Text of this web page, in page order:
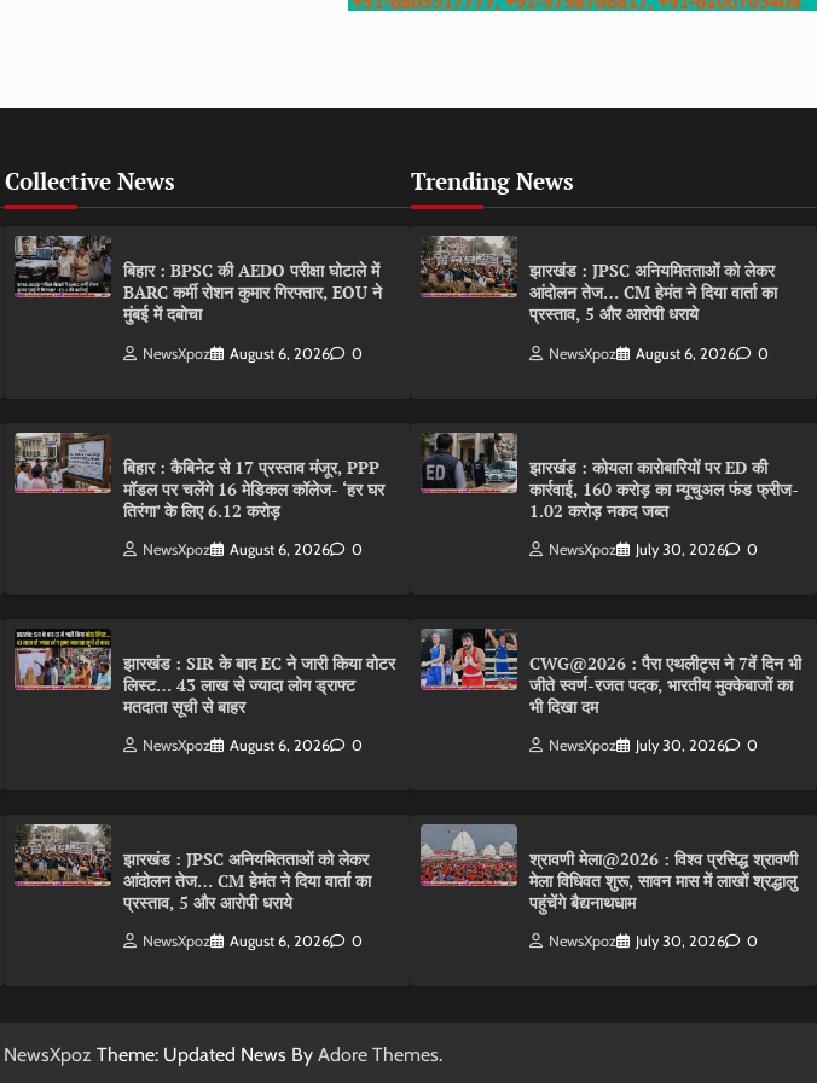
Collective News
बिहार : BPSC की AEDO परीक्षा घोटाले में
BARC कर्मी रोशन कुमार गिरफ्तार, EOU ने
मुंबई में दबोचा
NewsXpoz August 6, 2026 0
बिहार : कैबिनेट से 17 प्रस्ताव मंजूर, PPP
मॉडल पर चलेंगे 16 मेडिकल कॉलेज- ‘हर घर
तिरंगा’ के लिए 6.12 करोड़
NewsXpoz August 6, 2026 0
झारखंड : SIR के बाद EC ने जारी किया वोटर
लिस्ट… 43 लाख से ज्यादा लोग ड्राफ्ट
मतदाता सूची से बाहर
NewsXpoz August 6, 2026 0
झारखंड : JPSC अनियमितताओं को लेकर
आंदोलन तेज… CM हेमंत ने दिया वार्ता का
प्रस्ताव, 5 और आरोपी धराये
NewsXpoz August 6, 2026 0
Trending News
झारखंड : JPSC अनियमितताओं को लेकर
आंदोलन तेज… CM हेमंत ने दिया वार्ता का
प्रस्ताव, 5 और आरोपी धराये
NewsXpoz August 6, 2026 0
झारखंड : कोयला कारोबारियों पर ED की
कार्रवाई, 160 करोड़ का म्यूचुअल फंड फ्रीज-
1.02 करोड़ नकद जब्त
NewsXpoz July 30, 2026 0
CWG@2026 : पैरा एथलीट्स ने 7वें दिन भी
जीते स्वर्ण-रजत पदक, भारतीय मुक्केबाजों का
भी दिखा दम
NewsXpoz July 30, 2026 0
श्रावणी मेला@2026 : विश्व प्रसिद्ध श्रावणी
मेला विधिवत शुरू, सावन मास में लाखों श्रद्धालु
पहुंचेंगे बैद्यनाथधाम
NewsXpoz July 30, 2026 0
NewsXpoz Theme: Updated News By Adore Themes.